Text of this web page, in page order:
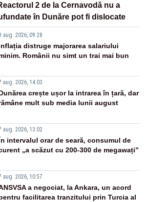
2 de la Cernavodă nu a
în Dunăre pot fi dislocate
aug. 2026, 09:28
distruge majorarea salariului
Românii nu simt un trai mai bun
aug. 2026, 14:03
crește ușor la intrarea în țară, dar
mult sub media lunii august
aug. 2026, 13:02
intervalul orar de seară, consumul de
„a scăzut cu 200-300 de megawați”
aug. 2026, 10:57
a negociat, la Ankara, un acord
facilitarea tranzitului prin Turcia al